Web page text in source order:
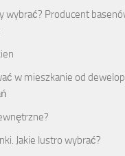
wybrać? Producent
w mieszkanie od
Jakie lustro wybrać?